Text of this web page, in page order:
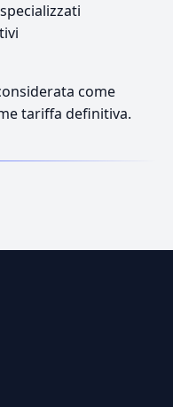
come
tariffa definitiva.